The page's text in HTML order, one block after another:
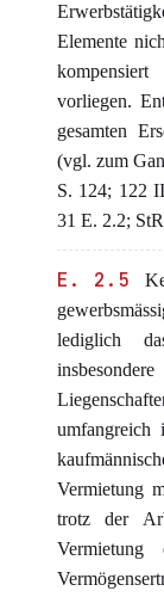
Elemente
vorliegen.
gesamten
(vgl. zum
S. 124; 122
31 E. 2.2;
E. 2.5
lediglich
umfangreich
Vermietung
trotz der